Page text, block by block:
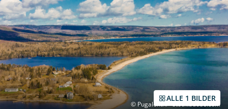
ALLE 1 BILDER
© Pugalenthi - stock.adobe.com